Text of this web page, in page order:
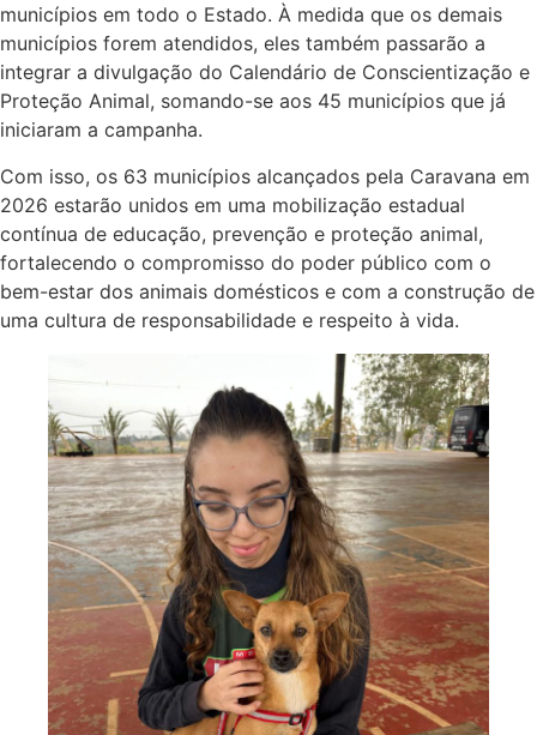
municípios em todo o Estado. À medida que os demais
municípios forem atendidos, eles também passarão a
integrar a divulgação do Calendário de Conscientização e
Proteção Animal, somando-se aos 45 municípios que já
iniciaram a campanha.
Com isso, os 63 municípios alcançados pela Caravana em
2026 estarão unidos em uma mobilização estadual
contínua de educação, prevenção e proteção animal,
fortalecendo o compromisso do poder público com o
bem-estar dos animais domésticos e com a construção de
uma cultura de responsabilidade e respeito à vida.